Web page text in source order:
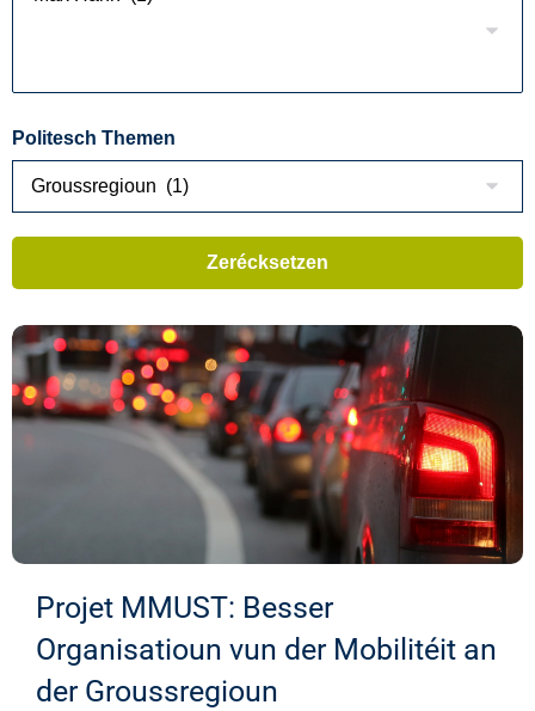
Politesch Themen
Projet MMUST: Besser
Organisatioun vun der Mobilitéit an
der Groussregioun